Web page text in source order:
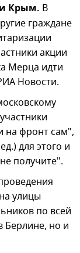
Крым. В
граждане
акции
Мерца идти
Новости.
на фронт сам",
для этого и
получите".
улицы
по всей
Берлине, но и